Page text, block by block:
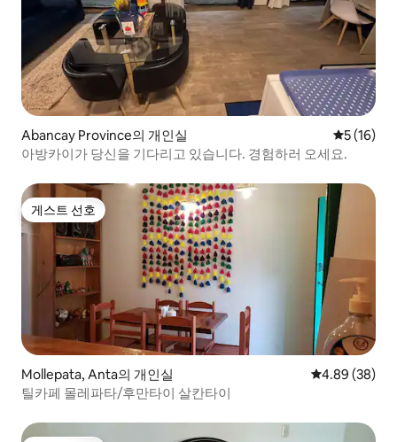
Abancay Province의 개인실 평점 5점
5 (16)
아방카이가 당신을 기다리고 있습니다. 경험하러 오세요.
게스트 선호
게스트 선호
Mollepata, Anta의 개인실 평점 4.89점(5
4.89 (38)
틸카페 몰레파타/후만타이 살칸타이